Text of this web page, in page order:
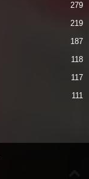
279
219
187
118
117
111